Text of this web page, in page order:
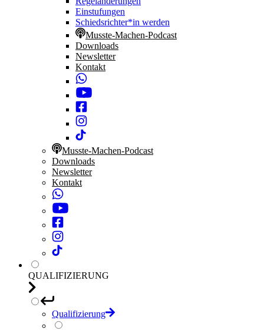
Einstufungen
Schiedsrichter*in werden
Musste-Machen-Podcast
Downloads
Newsletter
Kontakt
Musste-Machen-Podcast
Downloads
Newsletter
Kontakt
QUALIFIZIERUNG
Qualifizierung